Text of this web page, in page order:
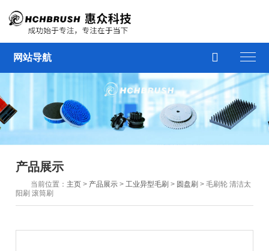
网站导航 
产品展示
当前位置： 主页 > 产品展示 >工业异型毛刷 > 圆盘刷 > 毛刷轮 清洁太
阳刷 滚筒刷